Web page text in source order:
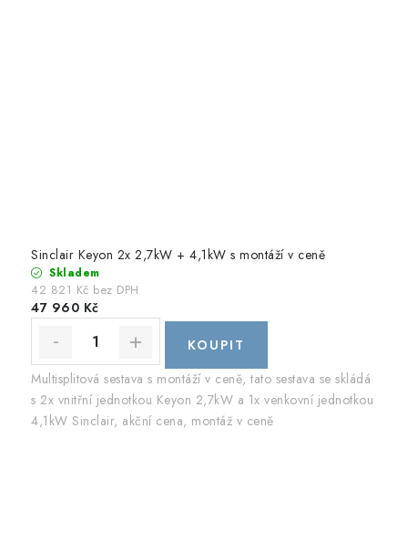
Sinclair Keyon 2x 2,7kW + 4,1kW s montáží v ceně
Skladem
42 821 Kč bez DPH
47 960 Kč
Multisplitová sestava s montáží v ceně, tato sestava se skládá
s 2x vnitřní jednotkou Keyon 2,7kW a 1x venkovní jednotkou
4,1kW Sinclair, akční cena, montáž v ceně